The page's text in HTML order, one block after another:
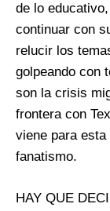
de lo
continuar con
relucir los
golpeando con
son la crisis
frontera con
viene para
fanatismo.
HAY QUE